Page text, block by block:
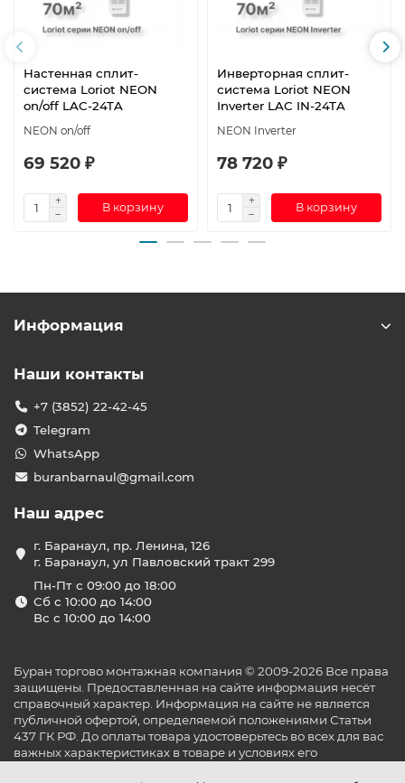
Настенная сплит-
система Loriot NEON
on/off LAC-24TA
NEON on/off
69 520 ₽
В корзину
Инверторная сплит-
система Loriot NEON
Inverter LAC IN-24TA
NEON Inverter
78 720 ₽
В корзину
Информация
Наши контакты
+7 (3852) 22-42-45
Telegram
WhatsApp
buranbarnaul@gmail.com
Наш адрес
г. Баранаул, пр. Ленина, 126
г. Баранаул, ул Павловский тракт 299
Пн-Пт с 09:00 до 18:00
Сб с 10:00 до 14:00
Вс с 10:00 до 14:00
Буран торгово монтажная компания © 2009-2026 Все права
защищены. Предоставленная на сайте информация несёт
справочный характер. Информация на сайте не является
публичной офертой, определяемой положениями Статьи
437 ГК РФ. До оплаты товара удостоверьтесь во всех для вас
важных характеристиках в товаре и условиях его